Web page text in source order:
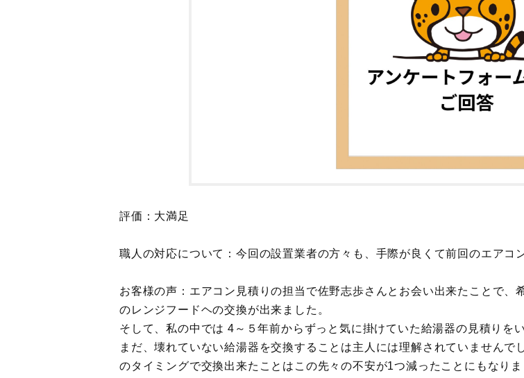
評価：大満足
職人の対応について：今回の設置業者の方々も、手際が良くて前回のエアコ
お客様の声：エアコン見積りの担当で佐野志歩さんとお会い出来たことで、
のレンジフードヘの交換が出来ました。
そして、私の中では 4～５年前からずっと気に掛けていた給湯器の見積りを
まだ、壊れていない給湯器を交換することは主人には理解されていませんで
のタイミングで交換出来たことはこの先々の不安が1つ減ったことにもなりま